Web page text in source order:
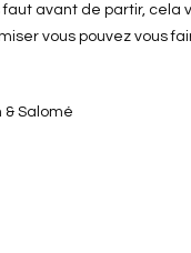
avant de partir, cela
vous pouvez vous